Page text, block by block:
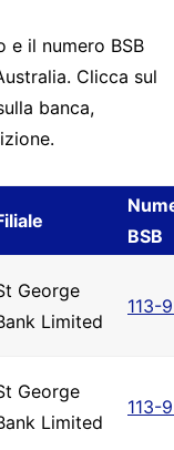
il numero BSB
Clicca sul
banca,
BSB
George
Limited
113-
George
Limited
113-